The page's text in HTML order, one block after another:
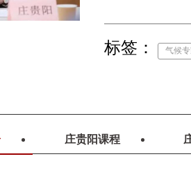
标签： 气候
庄贵阳课程